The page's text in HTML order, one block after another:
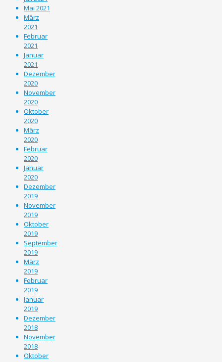
Mai 2021
März
2021
Februar
2021
Januar
2021
Dezember
2020
November
2020
Oktober
2020
März
2020
Februar
2020
Januar
2020
Dezember
2019
November
2019
Oktober
2019
September
2019
März
2019
Februar
2019
Januar
2019
Dezember
2018
November
2018
Oktober